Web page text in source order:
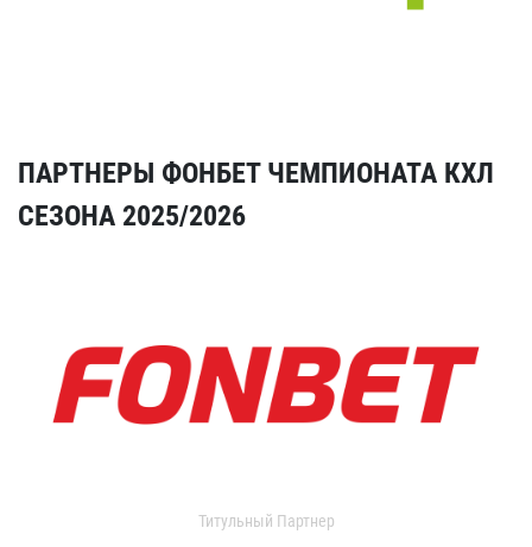
ПАРТНЕРЫ ФОНБЕТ ЧЕМПИОНАТА КХЛ
СЕЗОНА 2025/2026
Титульный Партнер